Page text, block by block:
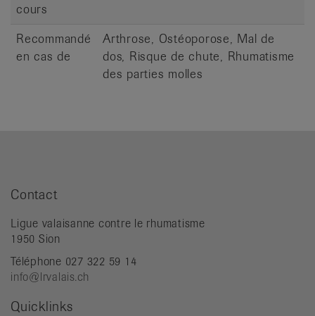
cours
Recommandé
en cas de
Arthrose, Ostéoporose, Mal de
dos, Risque de chute, Rhumatisme
des parties molles
Contact
Ligue valaisanne contre le rhumatisme
1950 Sion
Téléphone 027 322 59 14
info@lrvalais.ch
Quicklinks